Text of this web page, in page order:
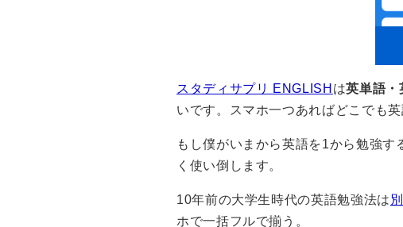
スタディサプリ ENGLISH は英単語・
いです。スマホ一つあればどこでも
もし僕がいまから英語を1から勉強
く使い倒します。
10年前の大学生時代の英語勉強法は
ホで一括フルで揃う。